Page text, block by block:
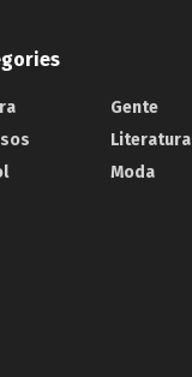
Gente
Literatura
Moda